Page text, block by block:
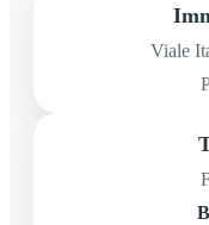
Viale